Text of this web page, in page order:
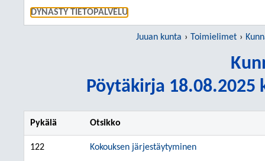
DYNASTY TIETOPALVELU
Juuan kunta Toimielimet
Pöytäkirja 18.08.2025
Pykälä Otsikko
122 Kokouksen järjestäytyminen